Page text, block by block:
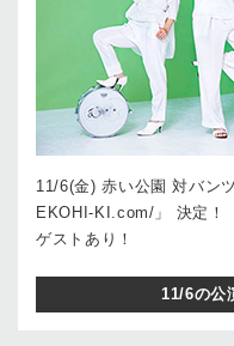
11/6(金) 赤い公園 対バン
EKOHI-KI.com/」 決定！
ゲストあり！
11/6の公